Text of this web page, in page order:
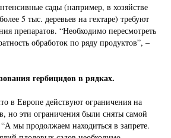
сады (например, в хозяйстве
5 тыс. деревьев на гектаре) требуют
препаратов. “Необходимо пересмотреть
обработок по ряду продуктов”, –
гербицидов в рядках.
в Европе действуют ограничения на
но эти ограничения были сняты самой
мы продолжаем находиться в запрете.